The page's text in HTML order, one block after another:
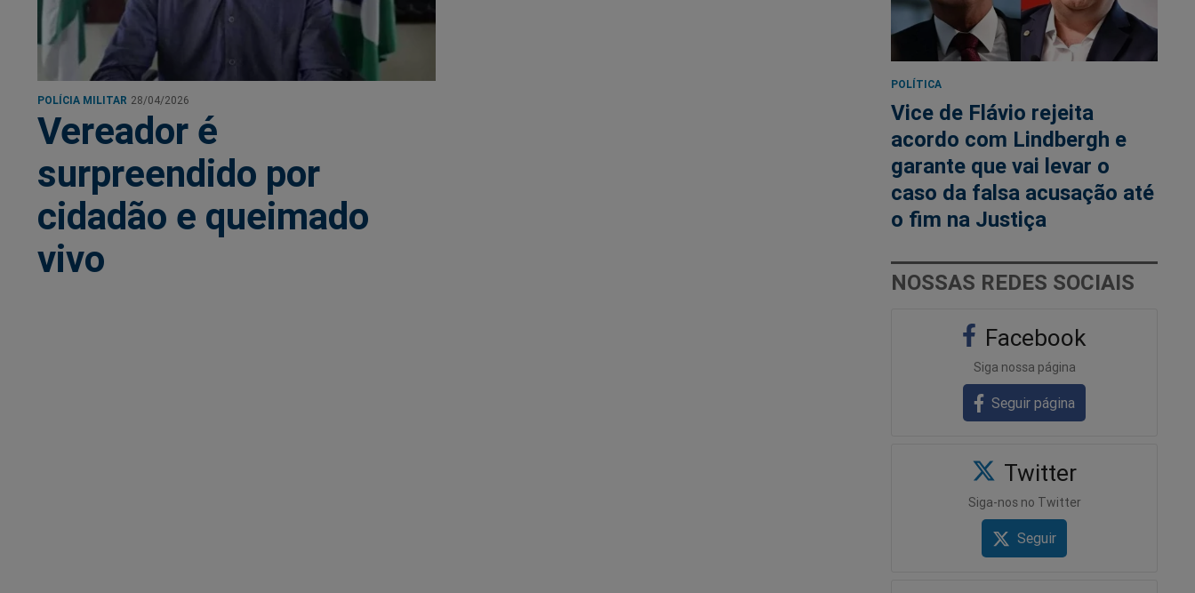
POLÍCIA MILITAR 28/04/2026
Vereador é
surpreendido por
cidadão e queimado
vivo
POLÍTICA
Vice de Flávio rejeita
acordo com Lindbergh e
garante que vai levar o
caso da falsa acusação até
o fim na Justiça
NOSSAS REDES SOCIAIS
Facebook
Siga nossa página
Seguir página
Twitter
Siga-nos no Twitter
Seguir